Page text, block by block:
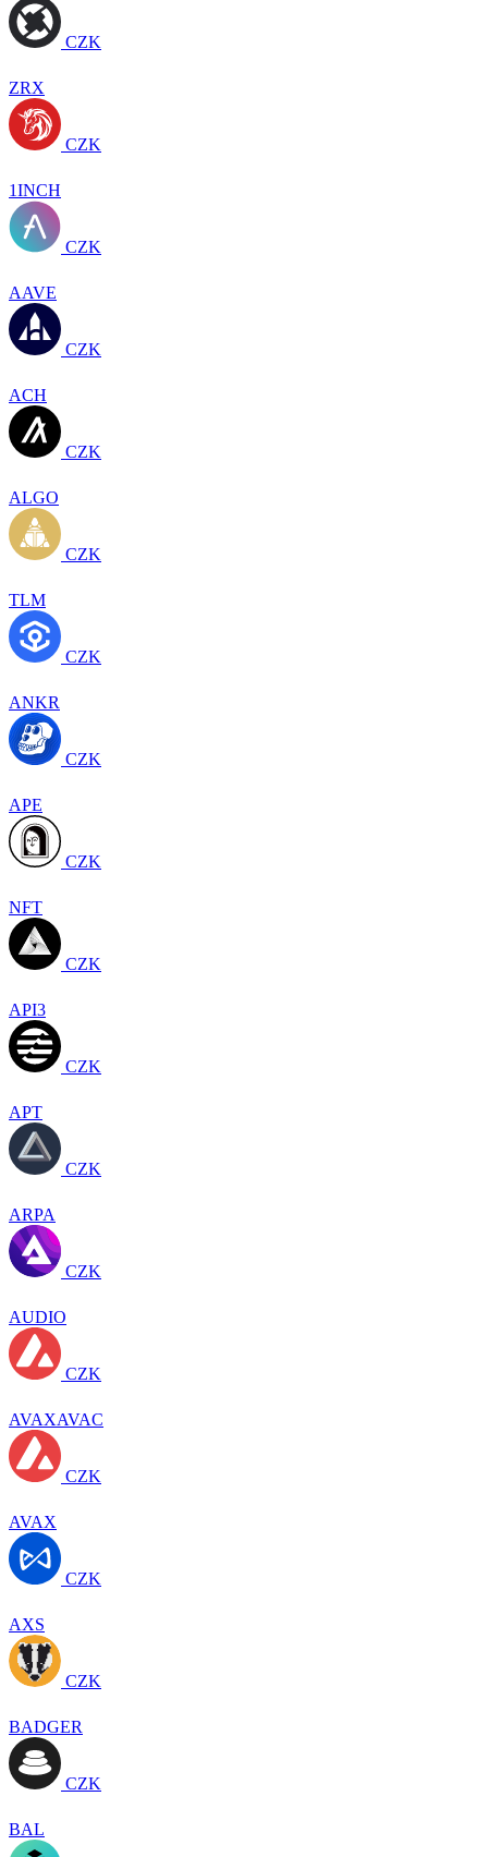
CZK
ZRX
CZK
1INCH
CZK
AAVE
CZK
ACH
CZK
ALGO
CZK
TLM
CZK
ANKR
CZK
APE
CZK
NFT
CZK
API3
CZK
APT
CZK
ARPA
CZK
AUDIO
CZK
AVAXAVAC
CZK
AVAX
CZK
AXS
CZK
BADGER
CZK
BAL